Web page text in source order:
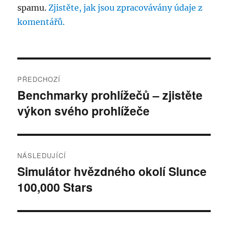
spamu.Zjistěte, jak jsou zpracovávány údaje z
komentářů.
pro
příspěvek
PŘEDCHOZÍ
Předchozí
příspěvek:
Benchmarky prohlížečů – zjistěte
výkon svého prohlížeče
NÁSLEDUJÍCÍ
Následující
příspěvek:
Simulátor hvězdného okolí Slunce
100,000 Stars